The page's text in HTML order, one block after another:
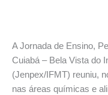
A Jornada de Ensino,
Cuiabá – Bela Vista do
(Jenpex/IFMT) reuniu,
nas áreas químicas e